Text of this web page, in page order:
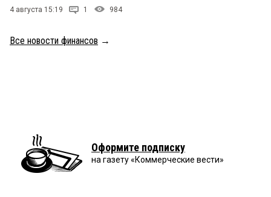
4 августа 15:19 1 984
Все новости финансов →
Оформите подписку
на газету «Коммерческие вести»